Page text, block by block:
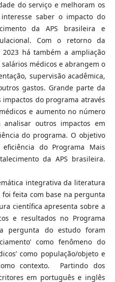
do serviço e melhoram os
saber o impacto do
da APS brasileira e
Com o retorno da
há também a ampliação
médicos e abrangem o
supervisão acadêmica,
gastos. Grande parte da
do programa através
e aumento no número
analisar outros impactos em
do programa. O objetivo
do Programa Mais
da APS brasileira.
integrativa da literatura
feita com base na pergunta
científica apresenta sobre a
e resultados no Programa
pergunta do estudo foram
como fenômeno do
como população/objeto e
contexto. Partindo dos
em português e inglês